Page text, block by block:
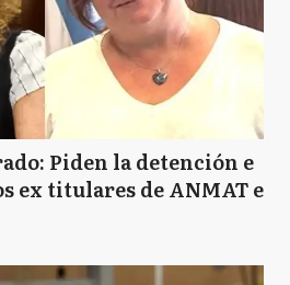
Piden la detención e
ex titulares de ANMAT e